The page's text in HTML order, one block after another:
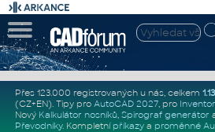
Přes 123.000 registrovaných u nás, celkem
(CZ+EN). Tipy pro AutoCAD 2027, pro
Nový Kalkulátor nosníků, Spirograf generátor
Převodníky. Kompletní příkazya proměnné